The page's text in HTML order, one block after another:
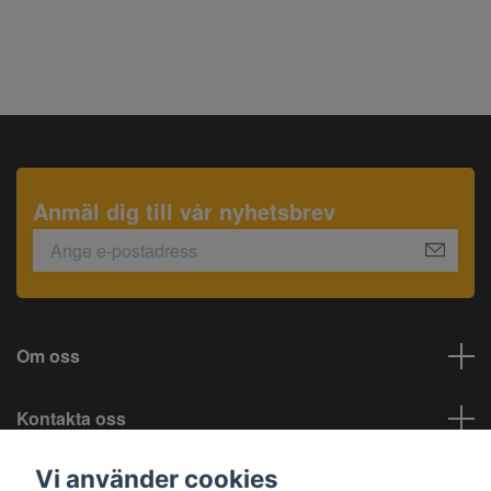
Anmäl dig till vår nyhetsbrev
Om oss
Kontakta oss
Information
Vi använder cookies